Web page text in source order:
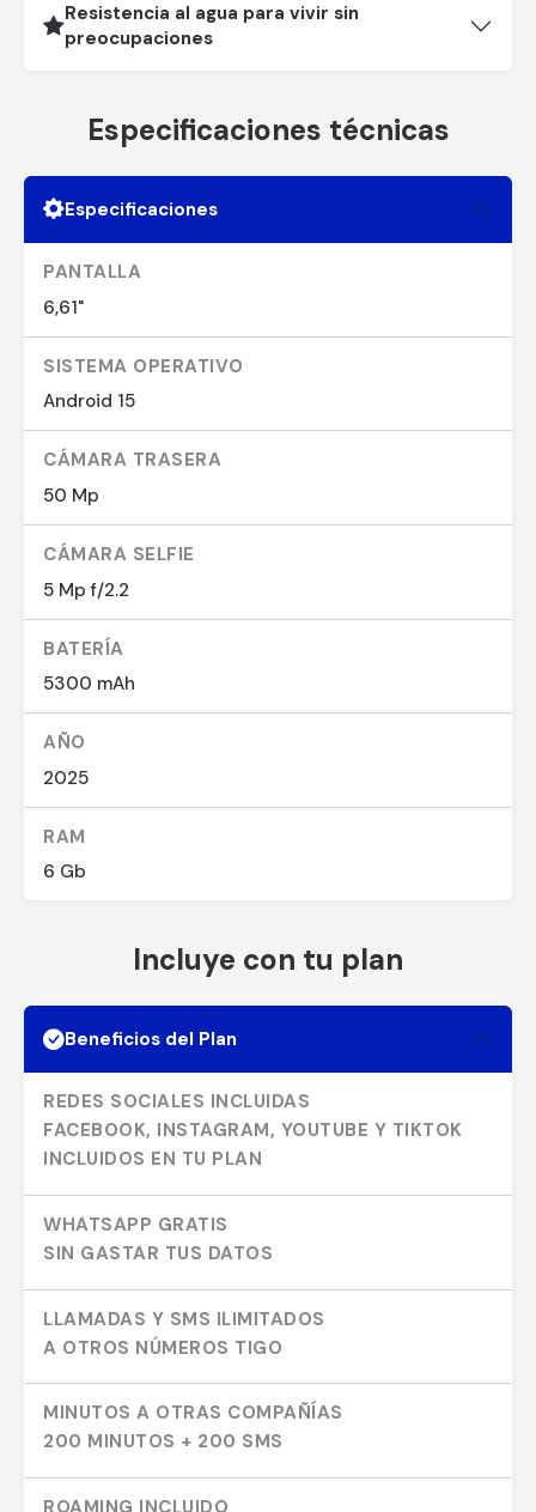
Resistencia al agua para vivir sin
preocupaciones
Especificaciones técnicas
Especificaciones
PANTALLA
6,61"
SISTEMA OPERATIVO
Android 15
CÁMARA TRASERA
50 Mp
CÁMARA SELFIE
5 Mp f/2.2
BATERÍA
5300 mAh
AÑO
2025
RAM
6 Gb
Incluye con tu plan
Beneficios del Plan
REDES SOCIALES INCLUIDAS
FACEBOOK, INSTAGRAM, YOUTUBE Y TIKTOK
INCLUIDOS EN TU PLAN
WHATSAPP GRATIS
SIN GASTAR TUS DATOS
LLAMADAS Y SMS ILIMITADOS
A OTROS NÚMEROS TIGO
MINUTOS A OTRAS COMPAÑÍAS
200 MINUTOS + 200 SMS
ROAMING INCLUIDO